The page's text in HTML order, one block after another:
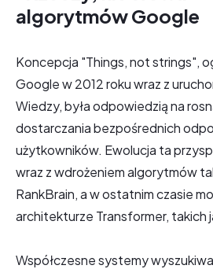
algorytmów Google
Koncepcja "Things, not strings",
Google w 2012 roku wraz z
Wiedzy, była odpowiedzią na
dostarczania bezpośrednich
użytkowników. Ewolucja ta
wraz z wdrożeniem algorytmów
RankBrain, a w ostatnim czasie
architekturze Transformer, takich
Współczesne systemy